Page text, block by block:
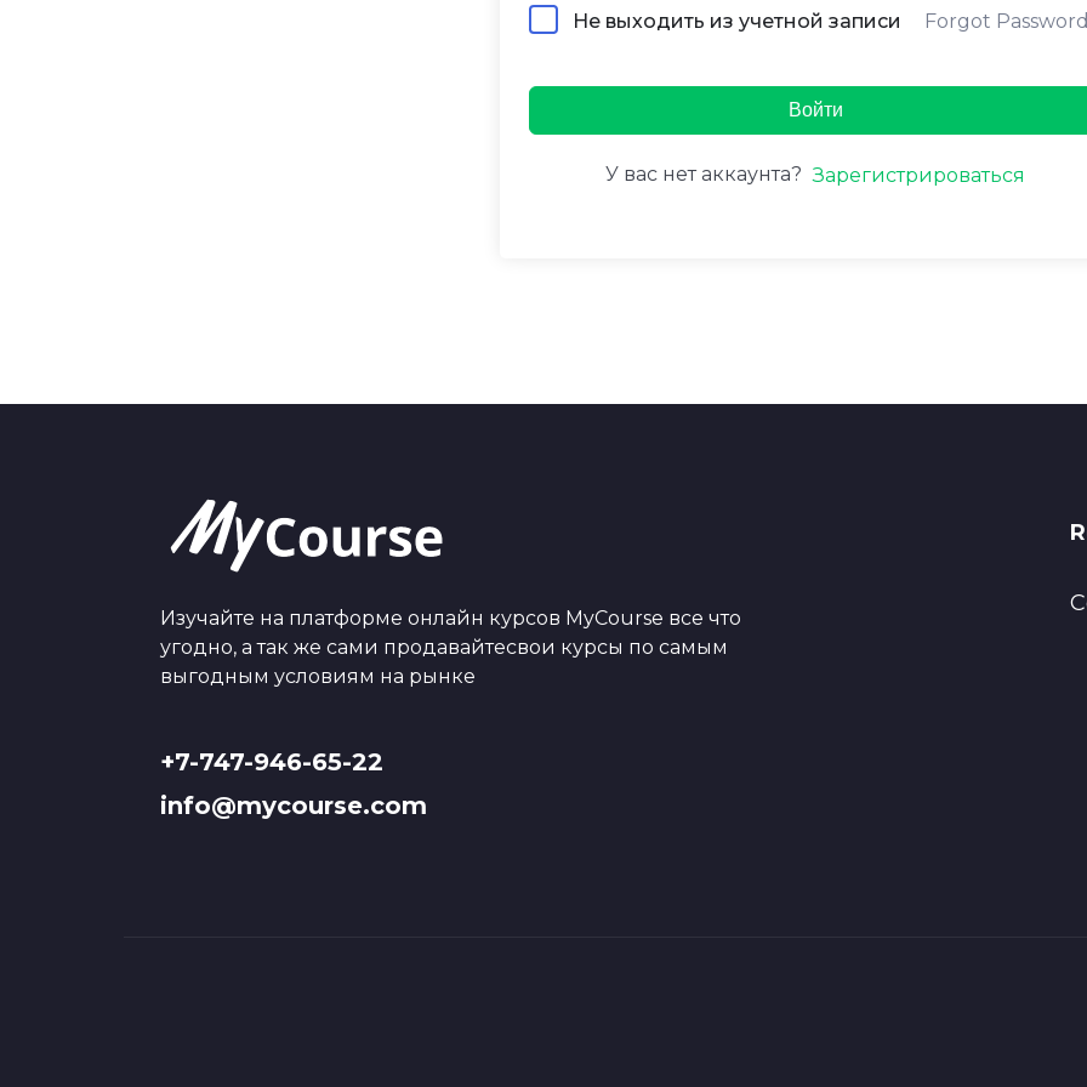
Не выходить из учетной записи Forgot
Войти
У вас нет аккаунта? Зарегистрироваться
Изучайте на платформе онлайн курсов MyCourse все что
угодно, а так же сами продавайтесвои курсы по самым
выгодным условиям на рынке
+7-747-946-65-22
info@mycourse.com